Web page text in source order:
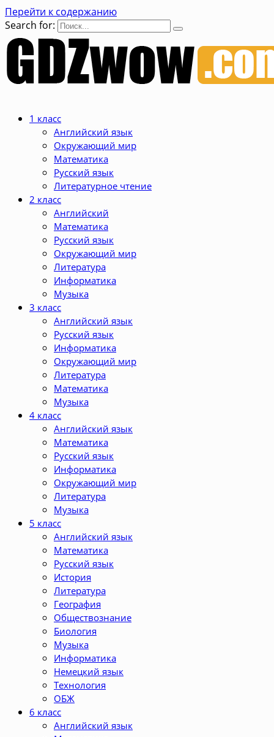
Перейти к содержанию
Search for:
1 класс
Английский язык
Окружающий мир
Математика
Русский язык
Литературное чтение
2 класс
Английский
Математика
Русский язык
Окружающий мир
Литература
Информатика
Музыка
3 класс
Английский язык
Русский язык
Информатика
Окружающий мир
Литература
Математика
Музыка
4 класс
Английский язык
Математика
Русский язык
Информатика
Окружающий мир
Литература
Музыка
5 класс
Английский язык
Математика
Русский язык
История
Литература
География
Обществознание
Биология
Музыка
Информатика
Немецкий язык
Технология
ОБЖ
6 класс
Английский язык